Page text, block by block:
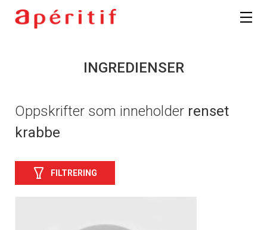
INGREDIENSER
Oppskrifter som inneholder renset
krabbe
FILTRERING